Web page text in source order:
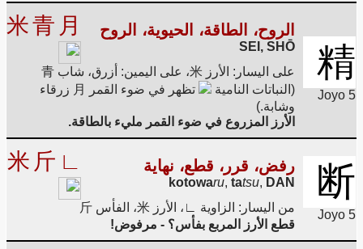
精
Joyo 5
الروح، الطاقة، الحيوية، الروح
SEI, SHŌ
米青 月
على اليسار: الأرز 米، على اليمين: أزرق، شاب 青
(النباتات النامية
تظهر في ضوء القمر 月 زرقاء
وشابة.)
الأرز المزروع في ضوء القمر مليء بالطاقة.
断
Joyo 5
رفض، قرر، قطع، نهاية
kotowaru, tatsu, DAN
∟
米 斤
من اليسار: الزاوية ∟، الأرز 米، الفأس 斤
قطع الأرز المربع بفأس؟ - مرفوض!